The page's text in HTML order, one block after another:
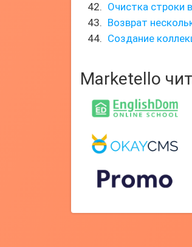
Очистка строки
Возврат
Создание
Marketello